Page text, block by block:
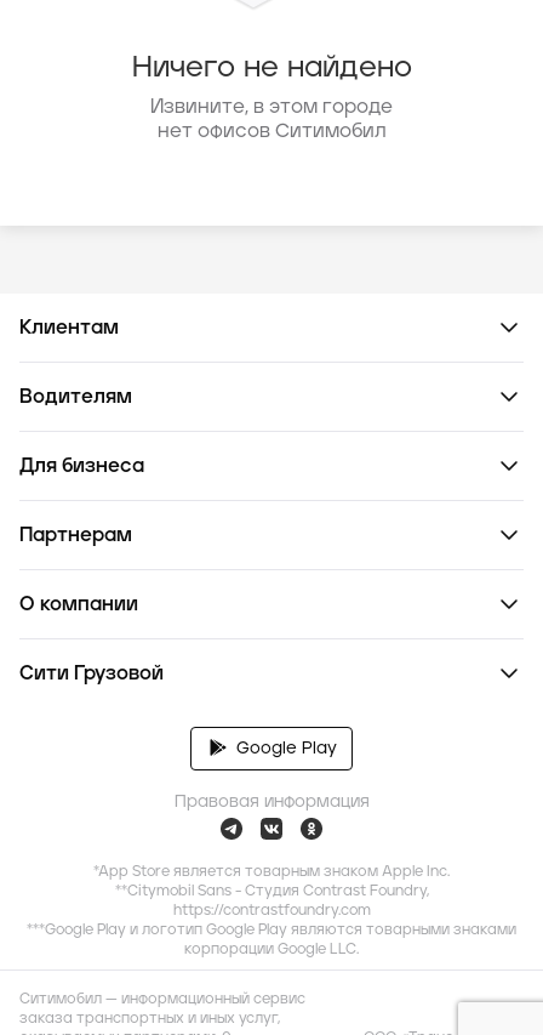
Ничего не найдено
Извините, в этом городе
нет офисов Ситимобил
Клиентам
Водителям
Для бизнеса
Партнерам
О компании
Сити Грузовой
Google Play
Правовая информация
*App Store является товарным знаком Apple Inc.
**Citymobil Sans - Студия Contrast Foundry,
https://contrastfoundry.com
***Google Play и логотип Google Play являются товарными знаками
корпорации Google LLC.
Ситимобил — информационный сервис
заказа транспортных и иных услуг,